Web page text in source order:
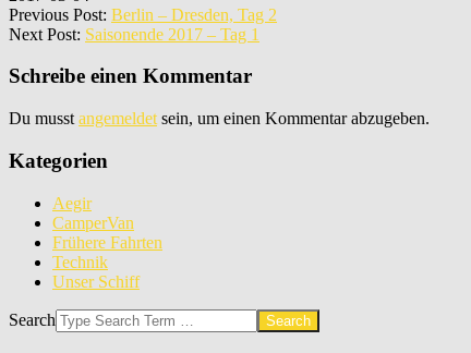
Previous Post: Berlin – Dresden, Tag 2
Next Post: Saisonende 2017 – Tag 1
Schreibe einen Kommentar
Du musst angemeldet sein, um einen Kommentar abzugeben.
Kategorien
Aegir
CamperVan
Frühere Fahrten
Technik
Unser Schiff
Search